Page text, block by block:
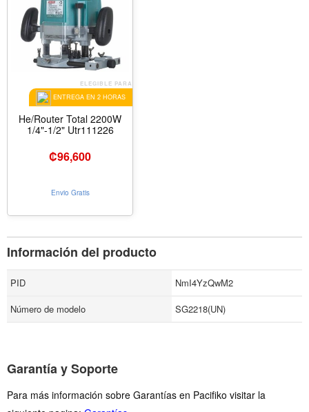
ELEGIBLE PARA
ENTREGA EN 2 HORAS
He/Router Total 2200W
1/4"-1/2" Utr111226
₡96,600
Envio Gratis
Información del producto
PID
NmI4YzQwM2
Número de modelo
SG2218(UN)
Garantía y Soporte
Para más información sobre Garantías en Pacifiko visitar la